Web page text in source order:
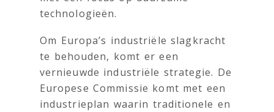
technologieën.
Om Europa’s industriële slagkracht
te behouden, komt er een
vernieuwde industriële strategie. De
Europese Commissie komt met een
industrieplan waarin traditionele en